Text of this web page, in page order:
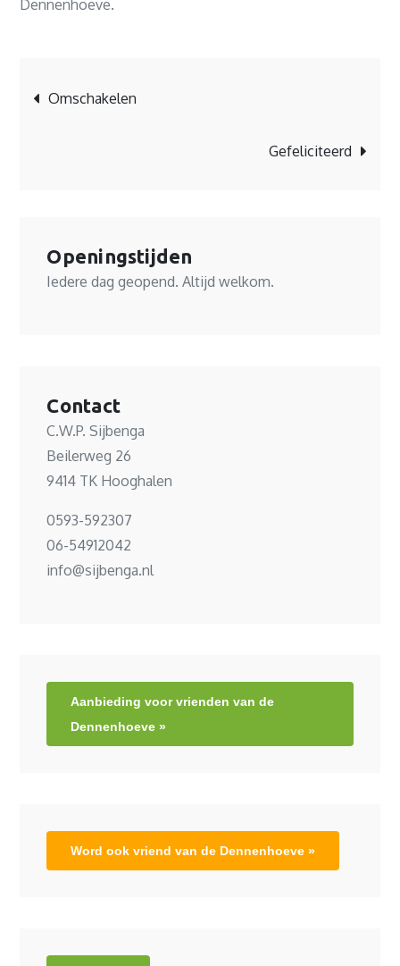
Dennenhoeve.
navigatie
Omschakelen
Gefeliciteerd
Openingstijden
Iedere dag geopend. Altijd welkom.
Contact
C.W.P. Sijbenga
Beilerweg 26
9414 TK Hooghalen
0593-592307
06-54912042
info@sijbenga.nl
Aanbieding voor vrienden van de
Dennenhoeve »
Word ook vriend van de Dennenhoeve »